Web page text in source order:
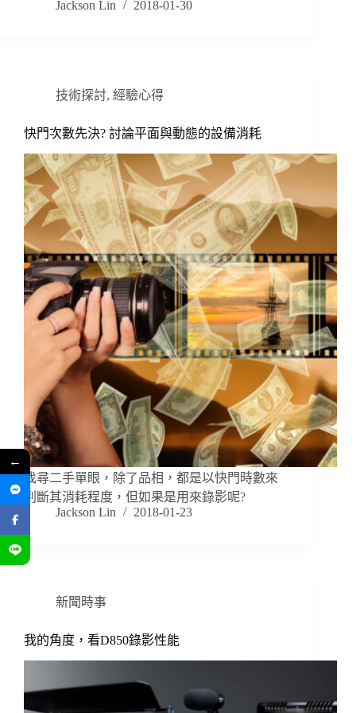
Jackson Lin 2018-01-30
技術探討, 經驗心得
快門次數先決? 討論平面與動態的設備消耗
找尋二手單眼，除了品相，都是以快門時數來
判斷其消耗程度，但如果是用來錄影呢?
Jackson Lin
2018-01-23
新聞時事
我的角度，看D850錄影性能
←